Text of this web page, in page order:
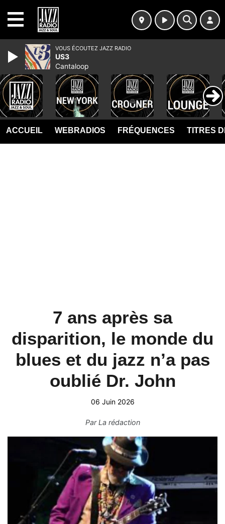
ACCUEIL WEBRADIOS FRÉQUENCES TITRES
7 ans après sa
disparition, le monde du
blues et du jazz n’a pas
oublié Dr. John
06 Juin 2026
ParLa rédaction
VOUS ÉCOUTEZ JAZZ RADIO
US3
Cantaloop